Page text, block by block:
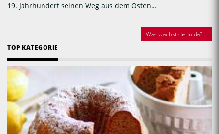
19. Jahrhundert seinen Weg aus dem Osten...
Was wächst denn da?...
TOP KATEGORIE